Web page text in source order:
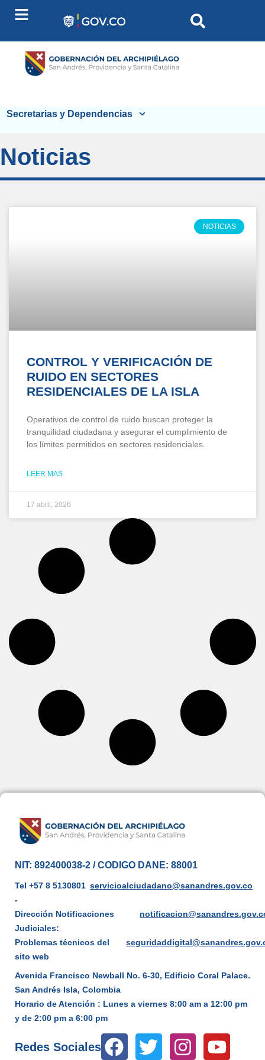
Secretarias y Dependencias
Noticias
NOTICIAS
CONTROL Y VERIFICACIÓN DE
RUIDO EN SECTORES
RESIDENCIALES DE LA ISLA
Operativos de control de ruido buscan proteger la
tranquilidad ciudadana y asegurar el cumplimiento de
los límites permitidos en sectores residenciales.
LEER MAS
17 abril, 2026
NIT: 892400038-2 / CODIGO DANE: 88001
Tel +57 8 5130801
-
servicioalciudadano@sanandres.gov.co
Dirección Notificaciones
Judiciales:
Problemas técnicos del
sito web
Avenida Francisco Newball No. 6-30, Edificio Coral Palace.
San Andrés Isla, Colombia
Horario de Atención : Lunes a viernes 8:00 am a 12:00 pm
y de 2:00 pm a 6:00 pm
Redes Sociales